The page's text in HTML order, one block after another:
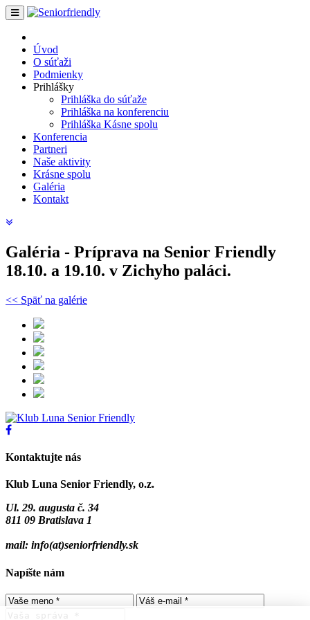
Úvod
O súťaži
Podmienky
Prihlášky
Prihláška do súťaže
Prihláška na konferenciu
Prihláška Kásne spolu
Konferencia
Partneri
Naše aktivity
Krásne spolu
Galéria
Kontakt
Galéria - Príprava na Senior Friendly
18.10. a 19.10. v Zichyho paláci.
<< Späť na galérie
Kontaktujte nás
Klub Luna Senior Friendly, o.z.
Ul. 29. augusta č. 34
811 09 Bratislava 1
mail: info(at)seniorfriendly.sk
Napíšte nám